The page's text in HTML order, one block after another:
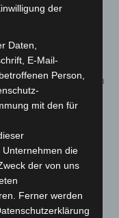
sowie fünf
und deren
der Zugriff auf
das Botnetz von
vergangenen
Für die
Infektion ist
von Deutschland
der
Daten,
E-Mail-
Person,
mit den für
die
der von uns
Ferner werden